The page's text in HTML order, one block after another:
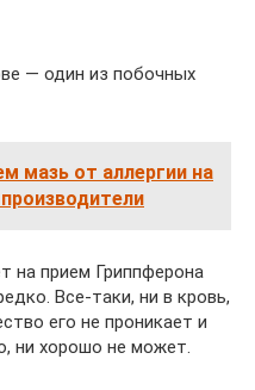
— один из побочных
мазь от аллергии на
на прием Гриппферона
Все-таки, ни в кровь,
его не проникает и
ни хорошо не может.